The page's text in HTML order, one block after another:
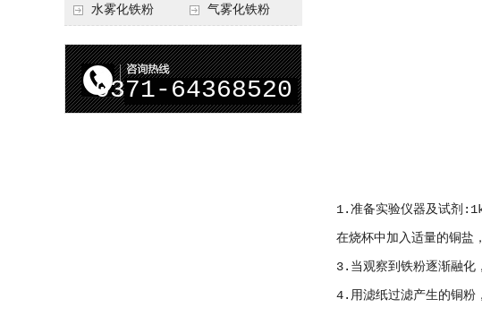
铁粉 水雾化铁粉 气雾化铁粉
0371-64368520
1.准备实验仪器及试剂
在烧杯中加入适量的铜盐
3.当观察到铁粉逐渐融化
4.用滤纸过滤产生的铜粉